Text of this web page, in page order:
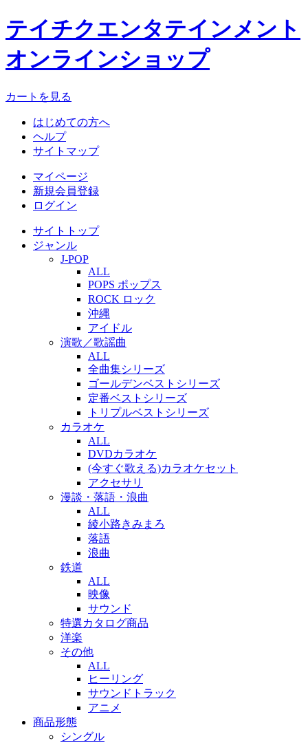
テイチクエンタテインメント
オンラインショップ
カートを見る
はじめての方へ
ヘルプ
サイトマップ
マイページ
新規会員登録
ログイン
サイトトップ
ジャンル
J-POP
ALL
POPS ポップス
ROCK ロック
沖縄
アイドル
演歌／歌謡曲
ALL
全曲集シリーズ
ゴールデンベストシリーズ
定番ベストシリーズ
トリプルベストシリーズ
カラオケ
ALL
DVDカラオケ
(今すぐ歌える)カラオケセット
アクセサリ
漫談・落語・浪曲
ALL
綾小路きみまろ
落語
浪曲
鉄道
ALL
映像
サウンド
特選カタログ商品
洋楽
その他
ALL
ヒーリング
サウンドトラック
アニメ
商品形態
シングル